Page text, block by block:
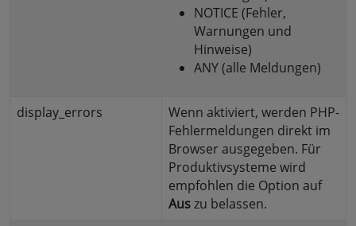
NOTICE (Fehler,
Warnungen und
Hinweise)
ANY (alle Meldungen)
display_errors
Wenn aktiviert, werden PHP-
Fehlermeldungen direkt im
Browser ausgegeben. Für
Produktivsysteme wird
empfohlen die Option auf
Auszu belassen.